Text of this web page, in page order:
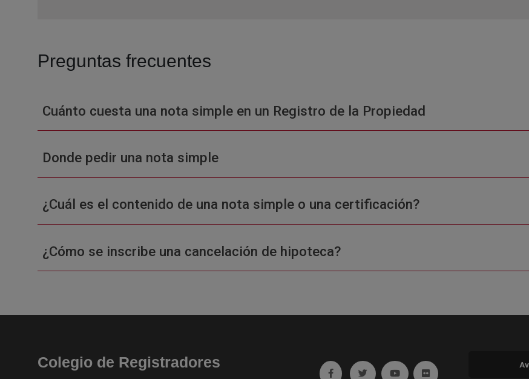
Preguntas frecuentes
Cuánto cuesta una nota simple en un Registro de la Propiedad
Donde pedir una nota simple
¿Cuál es el contenido de una nota simple o una certificación?
¿Cómo se inscribe una cancelación de hipoteca?
Colegio de Registradores
Ir a facebook (abre en ventana nueva)
Ir a twitter (abre en ventana nueva)
Ir a YouTube (abre en ventana
Ir a Flickr (abre en